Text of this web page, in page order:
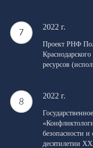
2022 г.
Проект РНФ
ресурсов
2022 г.
безопасности
десятилетии